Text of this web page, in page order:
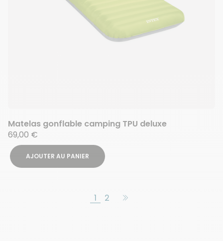
Matelas gonflable camping TPU deluxe
69,00 €
AJOUTER AU PANIER
1 2